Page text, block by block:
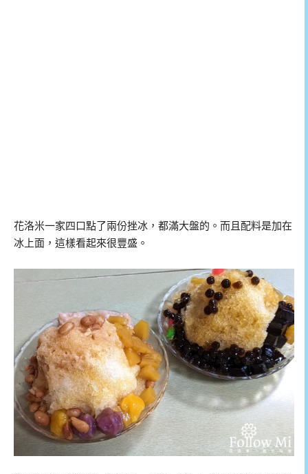
花洛米一家四口點了兩份挫冰，都滿大盤的。而且配料是加在
冰上面，這樣看起來很豐盛。